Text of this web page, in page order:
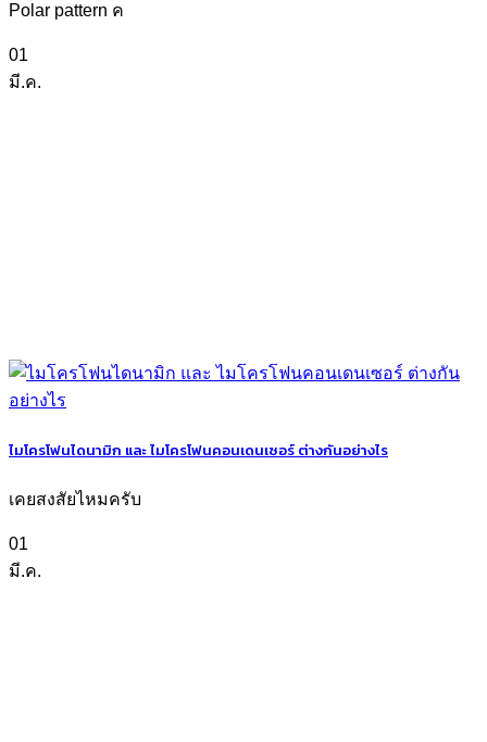
Polar pattern ค
01
มี.ค.
ไมโครโฟนไดนามิก และ ไมโครโฟนคอนเดนเซอร์ ต่างกันอย่างไร
เคยสงสัยไหมครับ
01
มี.ค.